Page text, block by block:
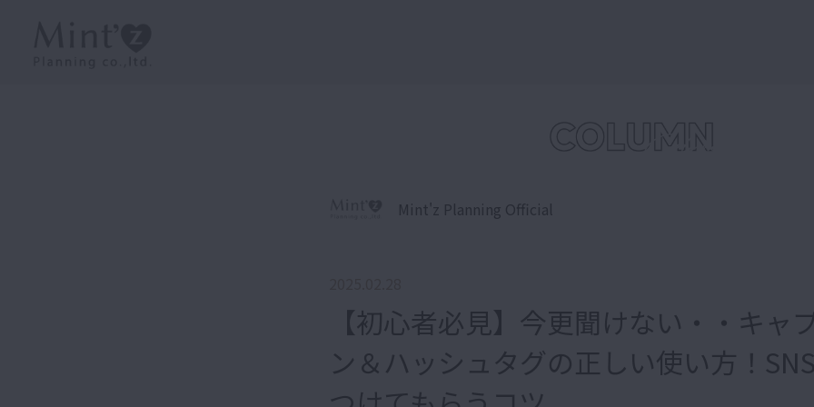
Mint'z Planning Official
【初心者必見】今更聞けない・・キャ
ン＆ハッシュタグの正しい使い方！